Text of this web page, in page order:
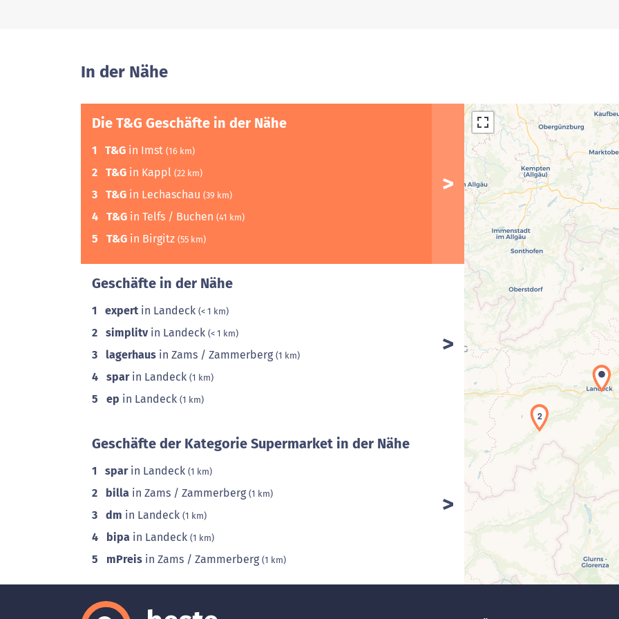
In der Nähe
Die T&G Geschäfte in der Nähe
1 T&G in Imst (16 km)
2 T&G in Kappl (22 km)
3 T&G in Lechaschau (39 km)
4 T&G in Telfs / Buchen (41 km)
5 T&G in Birgitz (55 km)
Geschäfte in der Nähe
1 expert in Landeck (< 1 km)
2 simplitvin Landeck (< 1 km)
3 lagerhaus in Zams / Zammerberg (1 km)
4 sparin Landeck (1 km)
5 ep in Landeck (1 km)
Geschäfte der Kategorie Supermarket in der Nähe
1 sparin Landeck (1 km)
2 billa in Zams / Zammerberg (1 km)
3 dm in Landeck (1 km)
4 bipa in Landeck (1 km)
5 mPreis in Zams / Zammerberg (1 km)
2